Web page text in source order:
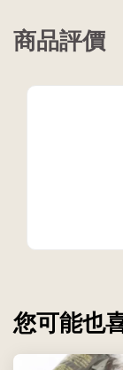
商品評價
您可能也